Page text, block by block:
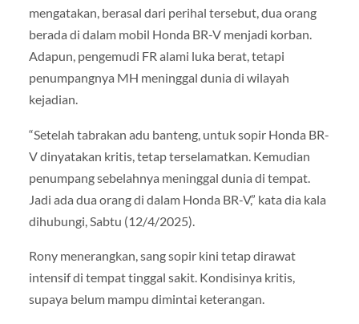
mengatakan, berasal dari perihal tersebut, dua orang
berada di dalam mobil Honda BR-V menjadi korban.
Adapun, pengemudi FR alami luka berat, tetapi
penumpangnya MH meninggal dunia di wilayah
kejadian.
“Setelah tabrakan adu banteng, untuk sopir Honda BR-
V dinyatakan kritis, tetap terselamatkan. Kemudian
penumpang sebelahnya meninggal dunia di tempat.
Jadi ada dua orang di dalam Honda BR-V,” kata dia kala
dihubungi, Sabtu (12/4/2025).
Rony menerangkan, sang sopir kini tetap dirawat
intensif di tempat tinggal sakit. Kondisinya kritis,
supaya belum mampu dimintai keterangan.